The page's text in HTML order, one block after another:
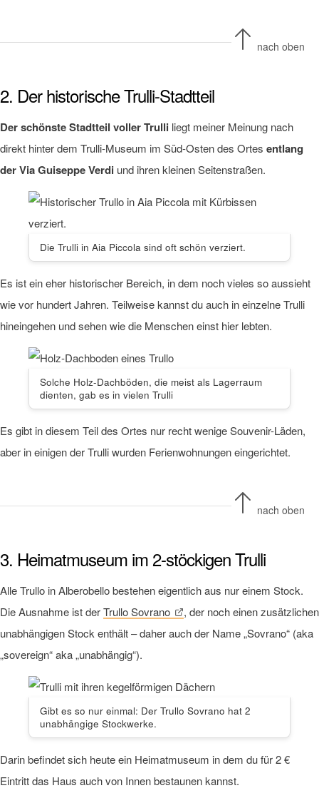
nach oben
2. Der historische Trulli-Stadtteil
Der schönste Stadtteil voller Trulli liegt meiner Meinung nach
direkt hinter dem Trulli-Museum im Süd-Osten des Ortes entlang
der Via Guiseppe Verdi und ihren kleinen Seitenstraßen.
Die Trulli in Aia Piccola sind oft schön verziert.
Es ist ein eher historischer Bereich, in dem noch vieles so aussieht
wie vor hundert Jahren. Teilweise kannst du auch in einzelne Trulli
hineingehen und sehen wie die Menschen einst hier lebten.
Solche Holz-Dachböden, die meist als Lagerraum
dienten, gab es in vielen Trulli
Es gibt in diesem Teil des Ortes nur recht wenige Souvenir-Läden,
aber in einigen der Trulli wurden Ferienwohnungen eingerichtet.
nach oben
3. Heimatmuseum im 2-stöckigen Trulli
Alle Trullo in Alberobello bestehen eigentlich aus nur einem Stock.
Die Ausnahme ist derTrullo Sovrano
, der noch einen zusätzlichen
unabhängigen Stock enthält – daher auch der Name „Sovrano“ (aka
„sovereign“ aka „unabhängig“).
Gibt es so nur einmal: Der Trullo Sovrano hat 2
unabhängige Stockwerke.
Darin befindet sich heute ein Heimatmuseum in dem du für 2 €
Eintritt das Haus auch von Innen bestaunen kannst.